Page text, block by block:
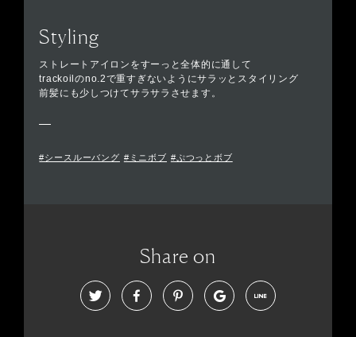
Styling
ストレートアイロンをすーっと全体的に通して
trackoilのno.2で重すぎないようにサラッとスタイリング
前髪にも少しつけてサラサラさせます。
#シースルーバング #ミニボブ #ぷつっとボブ
Share on